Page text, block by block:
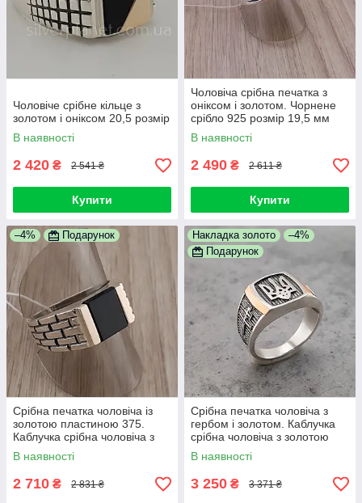
Чоловіче срібне кільце з
золотом і оніксом 20,5 розмір
В наявності
2 420 ₴ 2 541 ₴
Купити
Чоловіча срібна печатка з
оніксом і золотом. Чорнене
срібло 925 розмір 19,5 мм
В наявності
2 490 ₴ 2 611 ₴
Купити
–4% Подарунок
Срібна печатка чоловіча із
золотою пластиною 375.
Каблучка срібна чоловіча з
золотом. 20 розмір
В наявності
2 710 ₴ 2 831 ₴
Накладка золото
–4%
Подарунок
Срібна печатка чоловіча з
гербом і золотом. Каблучка
срібна чоловіча з золотою
накладкою і тризубом
В наявності
3 250 ₴ 3 371 ₴